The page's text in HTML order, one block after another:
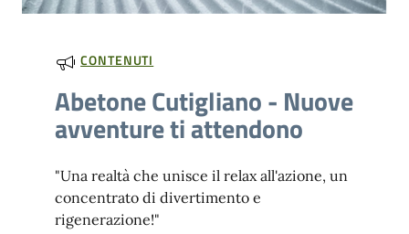
CONTENUTI
Abetone Cutigliano - Nuove
avventure ti attendono
"Una realtà che unisce il relax all'azione, un
concentrato di divertimento e
rigenerazione!"